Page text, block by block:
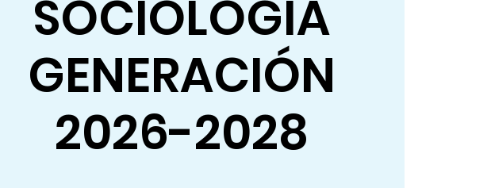
SOCIOLOGÍA
GENERACIÓN
2026-2028